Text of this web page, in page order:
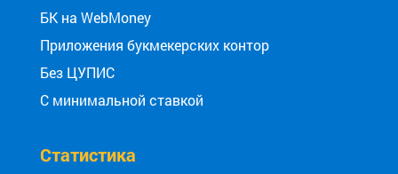
БК на WebMoney
Приложения букмекерских контор
Без ЦУПИС
С минимальной ставкой
Статистика